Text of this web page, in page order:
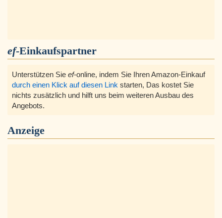
ef-Einkaufspartner
Unterstützen Sie ef-online, indem Sie Ihren Amazon-Einkauf
durch einen Klick auf diesen Link starten, Das kostet Sie
nichts zusätzlich und hilft uns beim weiteren Ausbau des
Angebots.
Anzeige